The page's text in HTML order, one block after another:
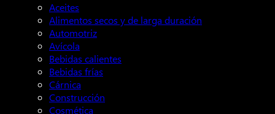
Aceites
Alimentos secos y de larga duración
Automotriz
Avícola
Bebidas calientes
Bebidas frías
Cárnica
Construcción
Cosmética